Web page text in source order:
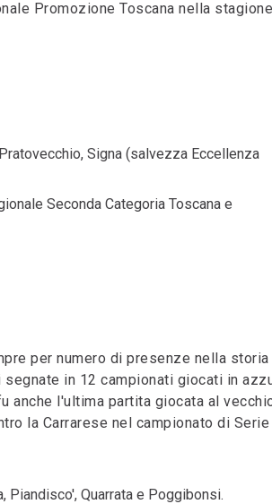
Promozione Toscana nella stagione
Signa (salvezza Eccellenza
Seconda Categoria Toscana e
per numero di presenze nella
in 12 campionati giocati in
anche l'ultima partita giocata al
la Carrarese nel campionato di Serie
Piandisco', Quarrata e Poggibonsi.